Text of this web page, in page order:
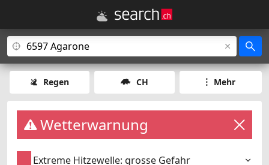
Regen CH Mehr
Wetterwarnung
Extreme Hitzewelle: grosse Gefahr